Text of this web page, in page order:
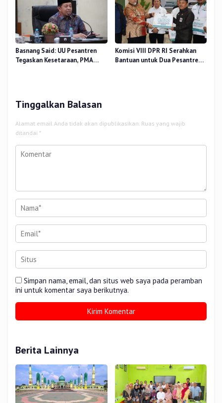
Basnang Said: UU Pesantren
Tegaskan Kesetaraan, PMA
Komisi VIII DPR RI Serahkan
Bantuan untuk Dua Pesantren
Tinggalkan Balasan
Alamat email Anda tidak akan dipublikasikan. Ruas yang wajib
ditandai *
Simpan nama, email, dan situs web saya pada peramban
ini untuk komentar saya berikutnya.
Berita Lainnya